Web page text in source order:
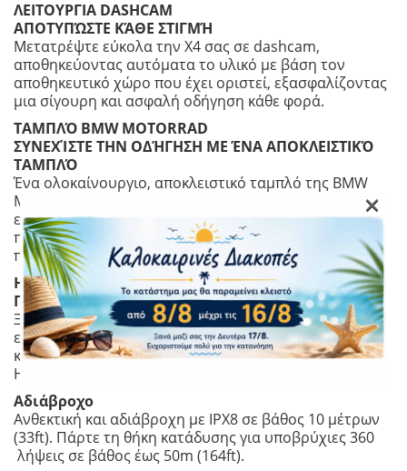
ΛΕΙΤΟΥΡΓΙΑ DASHCAM
ΑΠΟΤΥΠΏΣΤΕ ΚΆΘΕ ΣΤΙΓΜΉ
Μετατρέψτε εύκολα την X4 σας σε dashcam,
αποθηκεύοντας αυτόματα το υλικό με βάση τον
αποθηκευτικό χώρο που έχει οριστεί, εξασφαλίζοντας
μια σίγουρη και ασφαλή οδήγηση κάθε φορά.
ΤΑΜΠΛΌ BMW MOTORRAD
ΣΥΝΕΧΊΣΤΕ ΤΗΝ ΟΔΉΓΗΣΗ ΜΕ ΈΝΑ ΑΠΟΚΛΕΙΣΤΙΚΌ
ΤΑΜΠΛΌ
Ένα ολοκαίνουργιο, αποκλειστικό ταμπλό της BMW
Motorrad. Κομψή, διαισθητική σχεδίαση που
ενσωματώνει το πνεύμα της BMW Motorrad, ενώ
παράλληλα εμφανίζει δεδομένα σε πραγματικό χρόνο
πάνω στο υλικό σας.
HORIZON LOCK 360
Πάντα επίπεδο πλάνο.
Ξεκλειδώστε το επόμενο επίπεδο σταθεροποίησης
εικόνας. Είτε κάνεις αναστροφή στο αλεξίπτωτο είτε
κάνεις βόλτα με το τρενάκι του λούνα παρκ, το 360
Horizon Lock διατηρεί πάντα το βίντεό σου επίπεδο.
Αδιάβροχο
Ανθεκτική και αδιάβροχη με IPX8 σε βάθος 10 μέτρων
(33ft). Πάρτε τη θήκη κατάδυσης για υποβρύχιες 360
λήψεις σε βάθος έως 50m (164ft).
×